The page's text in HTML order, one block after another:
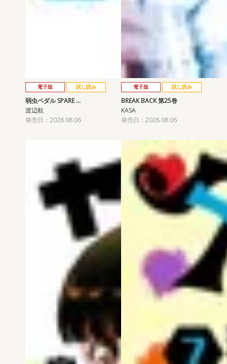
電子版 試し読み
弱虫ペダル SPARE …
渡辺航
発売日：2026.08.06
電子版 試し読み
BREAK BACK 第25巻
KASA
発売日：2026.08.06